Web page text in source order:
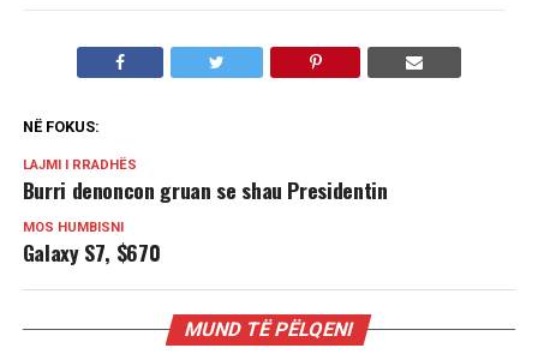
NË FOKUS:
LAJMI I RRADHËS
Burri denoncon gruan se shau Presidentin
MOS HUMBISNI
Galaxy S7, $670
MUND TË PËLQENI